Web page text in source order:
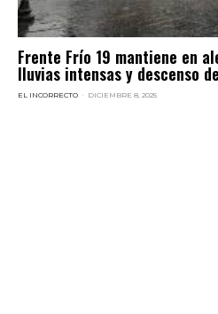
Frente Frío 19 mantiene en
lluvias intensas y descenso
EL INCORRECTO - DICIEMBRE 8, 2025